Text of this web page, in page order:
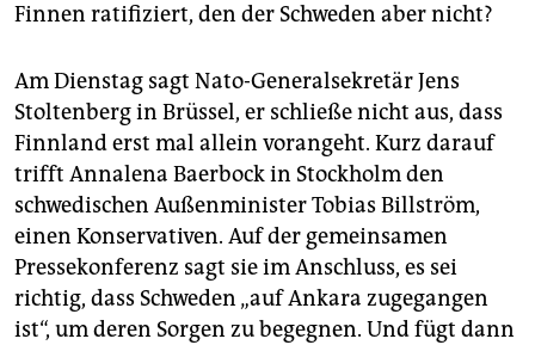
Finnen ratifiziert, den der Schweden aber nicht?
Am Dienstag sagt Nato-Generalsekretär Jens
Stoltenberg in Brüssel, er schließe nicht aus, dass
Finnland erst mal allein vorangeht. Kurz darauf
trifft Annalena Baerbock in Stockholm den
schwedischen Außenminister Tobias Billström,
einen Konservativen. Auf der gemeinsamen
Pressekonferenz sagt sie im Anschluss, es sei
richtig, dass Schweden „auf Ankara zugegangen
ist“, um deren Sorgen zu begegnen. Und fügt dann